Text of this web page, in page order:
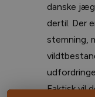
danske
dertil. Der
stemning,
Faktisk vil